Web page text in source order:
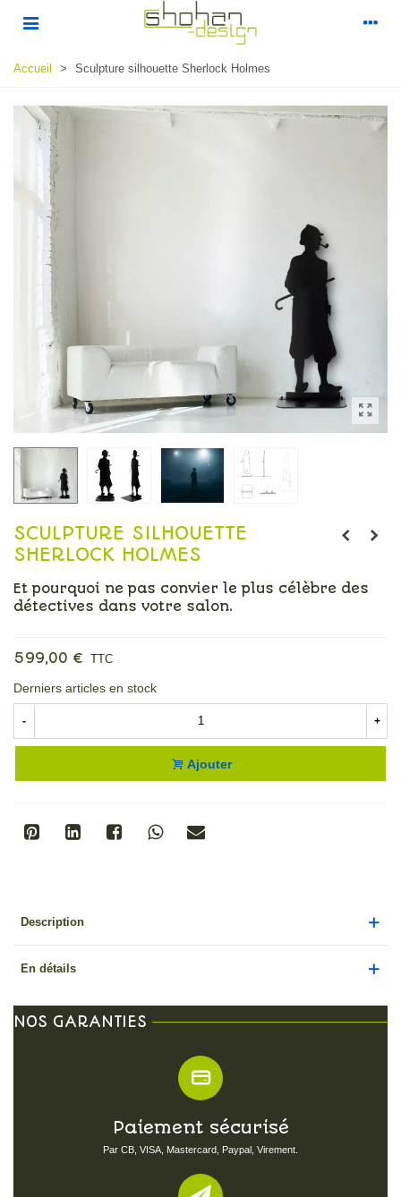
Accueil > Sculpture silhouette Sherlock Holmes
SCULPTURE SILHOUETTE
SHERLOCK HOLMES
Et pourquoi ne pas convier le plus célèbre des
détectives dans votre salon.
599,00 € TTC
Derniers articles en stock
- +
Ajouter
Description
En détails
NOS GARANTIES
Paiement sécurisé
Par CB, VISA, Mastercard, Paypal, Virement.